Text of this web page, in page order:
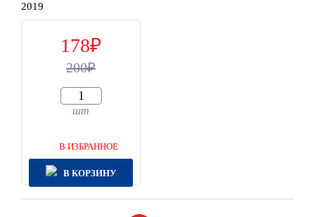
2019
178
200
шт
В ИЗБРАННОЕ
В КОРЗИНУ